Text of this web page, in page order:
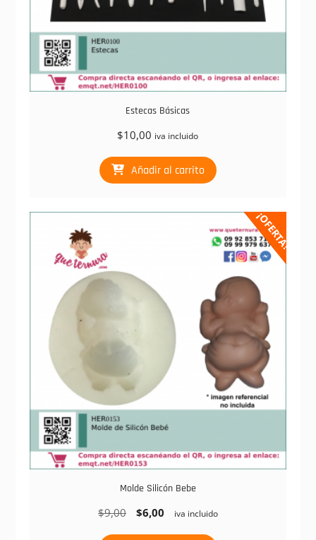
Estecas Básicas
$10,00 iva incluido
Añadir al carrito
¡OFERTA!
Molde Silicón Bebe
$9,00
El$6,00
El
iva incluido